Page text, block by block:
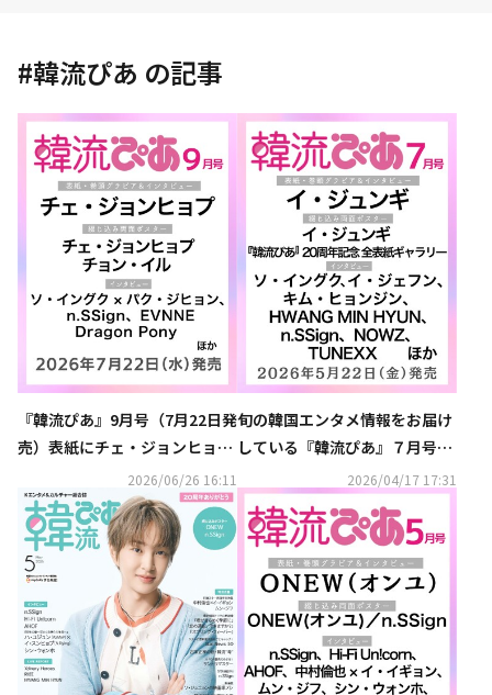
#韓流ぴあ の記事
『韓流ぴあ』9月号（7月22日発
売）表紙にチェ・ジョンヒョプ
2026/06/26 16:11
旬の韓国エンタメ情報をお届け
している『韓流ぴあ』７月号
（5月22日発売）表紙に、イ・
ジュンギが過去最多10度目の登
場！
2026/04/17 17:31